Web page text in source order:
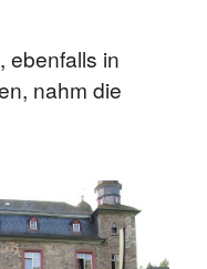
ebenfalls in
nahm die